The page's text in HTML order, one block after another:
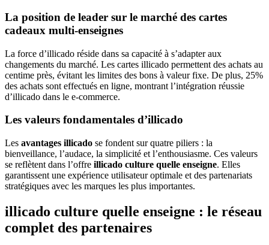
La position de leader sur le marché des cartes
cadeaux multi-enseignes
La force d’illicado réside dans sa capacité à s’adapter aux
changements du marché. Les cartes illicado permettent des achats au
centime près, évitant les limites des bons à valeur fixe. De plus, 25%
des achats sont effectués en ligne, montrant l’intégration réussie
d’illicado dans le e-commerce.
Les valeurs fondamentales d’illicado
Les avantages illicado se fondent sur quatre piliers : la
bienveillance, l’audace, la simplicité et l’enthousiasme. Ces valeurs
se reflètent dans l’offre illicado culture quelle enseigne. Elles
garantissent une expérience utilisateur optimale et des partenariats
stratégiques avec les marques les plus importantes.
illicado culture quelle enseigne : le réseau
complet des partenaires